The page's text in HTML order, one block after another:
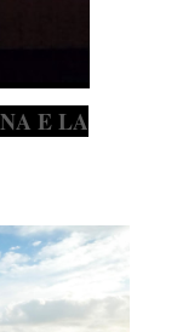
E LA